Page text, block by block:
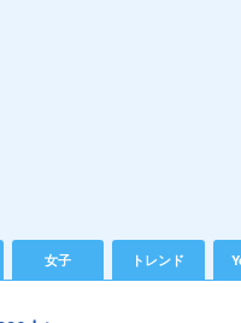
女子 トレンド